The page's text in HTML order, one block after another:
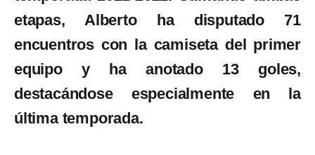
etapas, Alberto ha disputado 71
encuentros con la camiseta del primer
equipo y ha anotado 13 goles,
destacándose especialmente en la
última temporada.